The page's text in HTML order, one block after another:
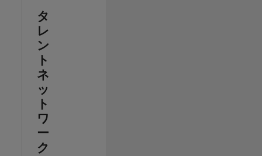
タ
レ
ン
ト
ネ
ッ
ト
ワ
ー
ク